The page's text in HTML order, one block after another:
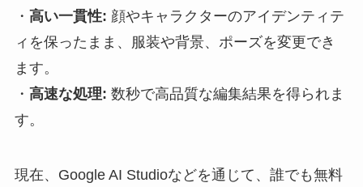
・ 高い一貫性: 顔やキャラクターのアイデンティテ
ィを保ったまま、服装や背景、ポーズを変更でき
ます。
・ 高速な処理: 数秒で高品質な編集結果を得られま
す。
現在、Google AI Studioなどを通じて、誰でも無料